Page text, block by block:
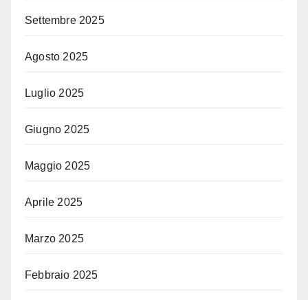
Settembre 2025
Agosto 2025
Luglio 2025
Giugno 2025
Maggio 2025
Aprile 2025
Marzo 2025
Febbraio 2025